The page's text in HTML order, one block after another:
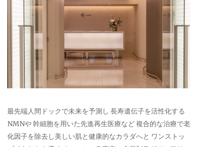
最先端人間ドックで未来を予測し 長寿遺伝子を活性化する
NMNや 幹細胞を用いた先進再生医療など 複合的な治療で老
化因子を除去し美しい肌と健康的なカラダへと ワンストッ